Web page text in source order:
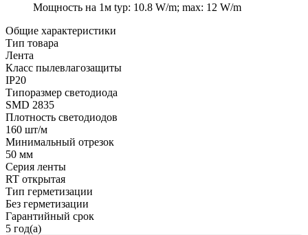
Мощность на 1м typ: 10.8 W/m; max: 12 W/m
Общие характеристики
Тип товара
Лента
Класс пылевлагозащиты
IP20
Типоразмер светодиода
SMD 2835
Плотность светодиодов
160 шт/м
Минимальный отрезок
50 мм
Серия ленты
RT открытая
Тип герметизации
Без герметизации
Гарантийный срок
5 год(а)